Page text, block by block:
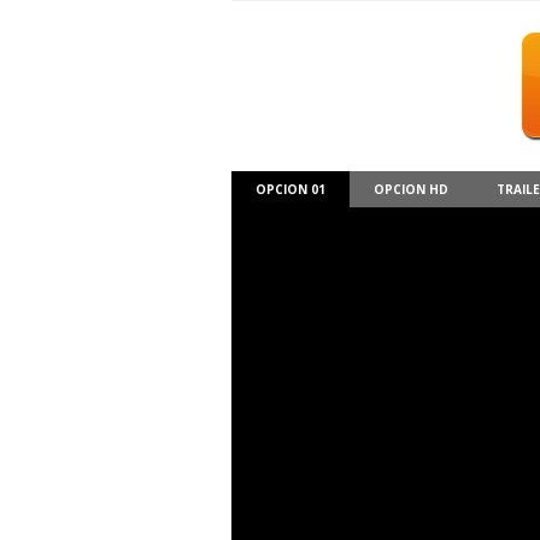
OPCION 01 OPCION HD